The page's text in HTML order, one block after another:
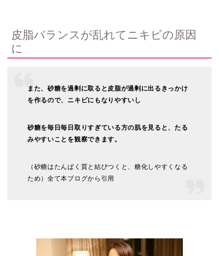
皮脂バランスが乱れてニキビの原因
に
また、砂糖を過剰に取ると皮脂が過剰に出るきっかけ
を作るので、ニキビにもなりやすいし
砂糖を毎日毎日取りすぎている方の肌を見ると、たる
みやすいことを観察できます。
（砂糖はたんぱく質と結びつくと、糖化しやすくなる
ため）全て本ブログから引用